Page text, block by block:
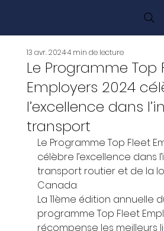
Le Programme Top
Employers 2024
l’excellence dans
transport
13 avr. 20244 min de lecture
Le Programme Top Fleet
célèbre l’excellence dans
transport routier et de la
Canada
La 11ème édition annuelle
programme Top Fleet
récompense les meilleurs